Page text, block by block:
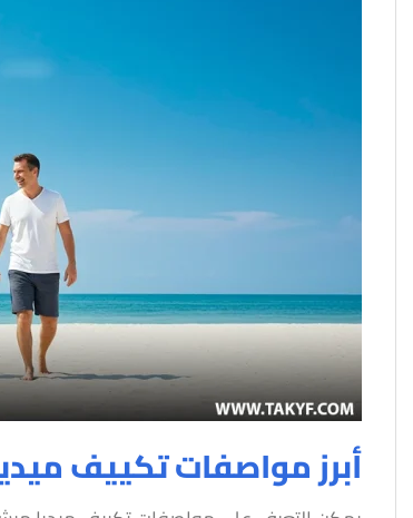
أبرز مواصفات تكييف ميديا ايكو